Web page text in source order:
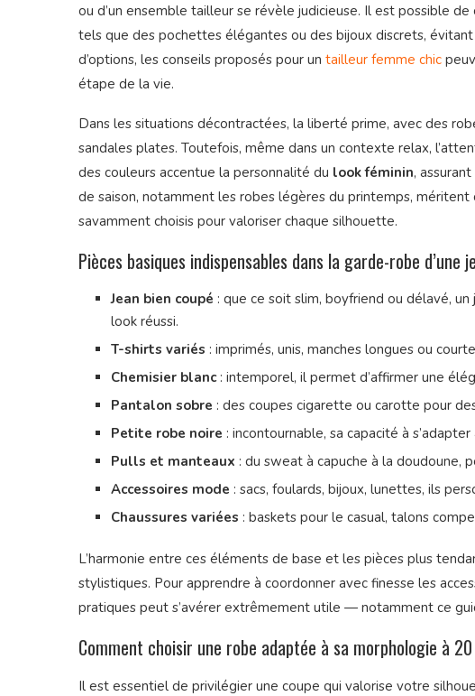
ou d’un ensemble tailleur se révèle judicieuse. Il est possible
tels que des pochettes élégantes ou des bijoux discrets,
d’options, les conseils proposés pour un tailleur femme chic
étape de la vie.
Dans les situations décontractées, la liberté prime, avec des
sandales plates. Toutefois, même dans un contexte relax,
des couleurs accentue la personnalité du look féminin,
de saison, notamment les robes légères du printemps, méritent
savamment choisis pour valoriser chaque silhouette.
Pièces basiques indispensables dans la garde-robe d’une
Jean bien coupé : que ce soit slim, boyfriend ou délavé,
look réussi.
T-shirts variés : imprimés, unis, manches longues ou
Chemisier blanc: intemporel, il permet d’affirmer une
Pantalon sobre : des coupes cigarette ou carotte pour
Petite robe noire : incontournable, sa capacité à
Pulls et manteaux : du sweat à capuche à la doudoune,
Accessoires mode : sacs, foulards, bijoux, lunettes, ils
Chaussures variées : baskets pour le casual, talons
L’harmonie entre ces éléments de base et les pièces plus
stylistiques. Pour apprendre à coordonner avec finesse les
pratiques peut s’avérer extrêmement utile — notamment ce
Comment choisir une robe adaptée à sa morphologie à
Il est essentiel de privilégier une coupe qui valorise votre